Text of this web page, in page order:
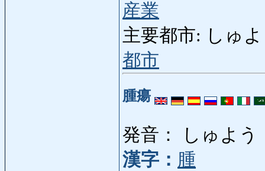
産業
主要都市: しゅ
都市
腫瘍
発音： しゅよう
漢字： 腫